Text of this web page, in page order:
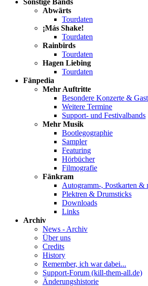
Sonstige Bands
Abwärts
Tourdaten
¡Más Shake!
Tourdaten
Rainbirds
Tourdaten
Hagen Liebing
Tourdaten
Fänpedia
Mehr Auftritte
Besondere Konzerte &
Weitere Termine
Support- und Festivalbands
Mehr Musik
Bootlegographie
Sampler
Featuring
Hörbücher
Filmografie
Fänkram
Autogramm-, Postkarten &
Plektren & Drumsticks
Downloads
Links
Archiv
News - Archiv
Über uns
Credits
History
Remember, ich war dabei...
Support-Forum (kill-them-all.de)
Änderungshistorie